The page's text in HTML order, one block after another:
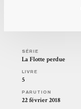
SÉRIE
La Flotte perdue
LIVRE
5
PARUTION
22 février 2018